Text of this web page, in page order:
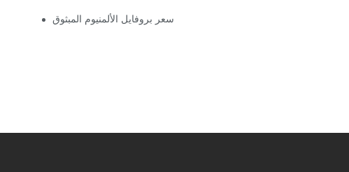
سعر بروفايل الألمنيوم المبثوق